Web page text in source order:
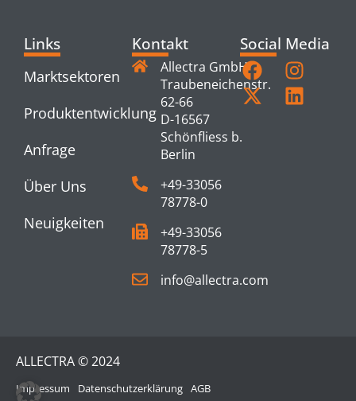
Links
Marktsektoren
Produktentwicklung
Anfrage
Über Uns
Neuigkeiten
Kontakt
Allectra GmbH
Traubeneichenstr.
62-66
D-16567
Schönfliess b.
Berlin
+49-33056
78778-0
+49-33056
78778-5
info@allectra.com
Social Media
ALLECTRA © 2024
Impressum Datenschutzerklärung AGB